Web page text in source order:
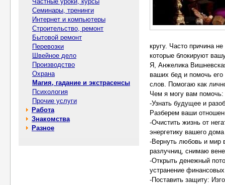
Семинары, тренинги
Интернет и компьютеры
Строительство, ремонт
Бытовой ремонт
Перевозки
Швейное дело
Производство
Охрана
Магия, гадание и экстрасенсы
Психология
Прочие услуги
Работа
Знакомства
Разное
кругу. Часто причина
которые блокируют
Я, Анжелика
ваших бед и помочь его
слов. Помогаю как
Чем я могу вам помочь:
-Узнать будущее и
Разберем ваши
-Очистить жизнь от
энергетику вашего
-Вернуть любовь и мир
разлучниц, снимаю
-Открыть денежный
устранение
-Поставить защиту: